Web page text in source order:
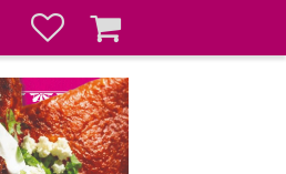
Favorites
Basket